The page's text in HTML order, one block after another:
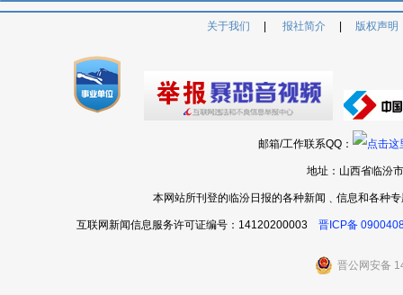
关于我们 报社简介 版权声明
邮箱/工作联系QQ：
地址：山西省临汾
本网站所刊登的临汾日报的各种新闻﹑信息和各种
互联网新闻信息服务许可证编号：14120200003 晋ICP备
晋公网安备